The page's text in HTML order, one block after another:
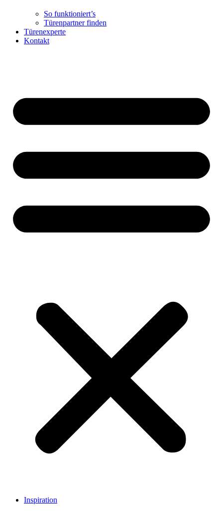
So funktioniert’s
Türenpartner finden
Türenexperte
Kontakt
Inspiration